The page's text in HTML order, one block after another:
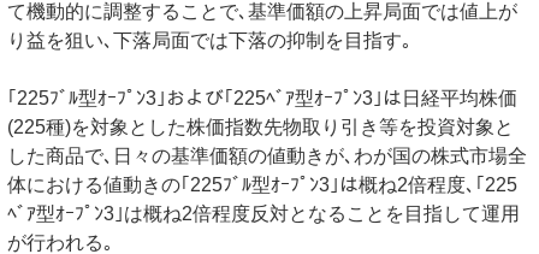
て機動的に調整することで､基準価額の上昇局面では値上が
り益を狙い､下落局面では下落の抑制を目指す｡
｢225ﾌﾞﾙ型ｵｰﾌﾟﾝ3｣および｢225ﾍﾞｱ型ｵｰﾌﾟﾝ3｣は日経平均株価
(225種)を対象とした株価指数先物取り引き等を投資対象と
した商品で､日々の基準価額の値動きが､わが国の株式市場全
体における値動きの｢225ﾌﾞﾙ型ｵｰﾌﾟﾝ3｣は概ね2倍程度､｢225
ﾍﾞｱ型ｵｰﾌﾟﾝ3｣は概ね2倍程度反対となることを目指して運用
が行われる｡